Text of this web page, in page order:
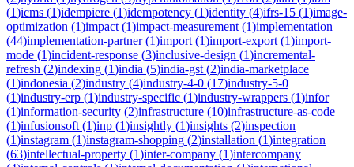
(1)icms (1)idempiere (1)idempotency (1)identity (4)ifrs-15 (1)image-
optimization (1)impact (1)impact-measurement (1)implementation
(44)implementation-partner(1)import (1)import-export (1)import-
mode (1)incident-response (3)inclusive-design (1)incremental-
refresh (2)indexing (1)india (5)india-gst (2)india-marketplace
(1)indonesia (2)industry (4)industry-4-0 (17)industry-5-0
(1)industry-erp (1)industry-specific (1)industry-wrappers (1)infor
(1)information-security (2)infrastructure (10)infrastructure-as-code
(1)infusionsoft (1)inp (1)insightly (1)insights (2)inspection
(1)instagram (1)instagram-shopping (2)installation (1)integration
(63)intellectual-property (1)inter-company (1)intercompany